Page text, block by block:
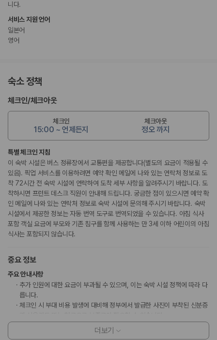
니다.
서비스 지원 언어
일본어
영어
숙소 정책
체크인/체크아웃
체크인
15:00 ~ 언제든지
체크아웃
정오 까지
특별 체크인 지침
이 숙박 시설은 버스 정류장에서 교통편을 제공합니다(별도의 요금이 적용될 수
있음). 픽업 서비스를 이용하려면 예약 확인 메일에 나와 있는 연락처 정보로 도
착 72시간 전 숙박 시설에 연락하여 도착 세부 사항을 알려주시기 바랍니다. 도
착하시면 프런트 데스크 직원이 안내해 드립니다. 궁금한 점이 있으시면 예약 확
인 메일에 나와 있는 연락처 정보로 숙박 시설에 문의해 주시기 바랍니다. 숙박
시설에서 제공한 정보는 자동 번역 도구로 번역되었을 수 있습니다. 아침 식사
포함 객실 요금에 부모와 기존 침구를 함께 사용하는 만 3세 이하 어린이의 아침
식사는 포함되지 않습니다.
중요 정보
주요 안내사항
추가 인원에 대한 요금이 부과될 수 있으며, 이는 숙박 시설 정책에 따라 다
릅니다.
체크인 시 부대 비용 발생에 대비해 정부에서 발급한 사진이 부착된 신분증
특별 요청 사항은 체크인 시 이용 상황에 따라 제공 여부가 달라질 수 있으
며 추가 요금이 부과될 수 있습니다. 또한, 반드시 보장되지는 않습니다.
더보기